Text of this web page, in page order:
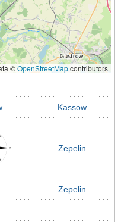
©OpenStreetMapcontributors
Kassow
Zepelin
Zepelin